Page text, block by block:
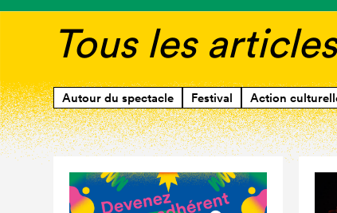
Tous les
Autour du spectacle Festival Action